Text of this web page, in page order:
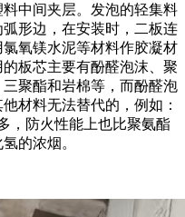
中间夹层。发泡的轻集料
形边，在安装时，二板连
氧镁水泥等材料作胶凝材
板芯主要有酚醛泡沫、聚
聚酯和岩棉等，而酚醛泡
材料无法替代的，例如：
，防火性能上也比聚氨酯
的浓烟。